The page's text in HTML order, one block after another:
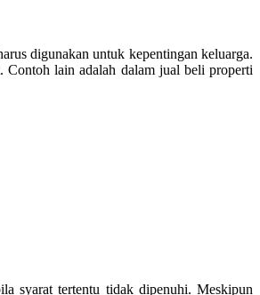
digunakan untuk kepentingan keluarga.
Contoh lain adalah dalam jual beli properti
syarat tertentu tidak dipenuhi. Meskipun